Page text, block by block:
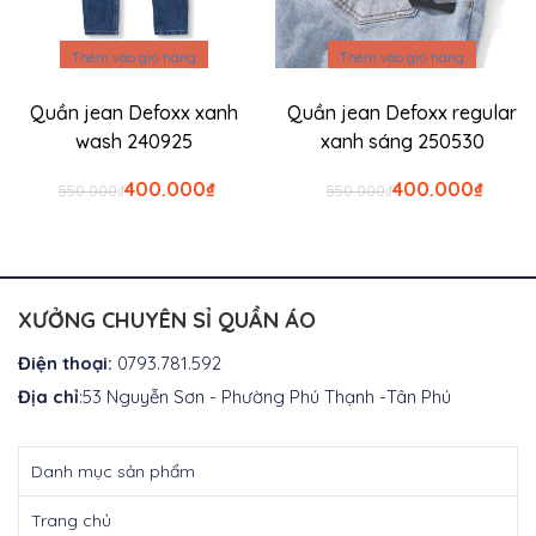
Thêm vào giỏ hàng
Quần jean Defoxx xanh
wash 240925
₫
550.000 Giá
₫
400.000 Giá
₫400.000.
Thêm vào giỏ hàng
Quần jean Defoxx regular
xanh sáng 250530
₫
550.000 Giá
₫
400.000 Giá
XƯỞNG CHUYÊN SỈ QUẦN ÁO
Điện thoại: 0793.781.592
Địa chỉ:53 Nguyễn Sơn - Phường Phú Thạnh -Tân Phú
Danh mục sản phẩm
Trang chủ